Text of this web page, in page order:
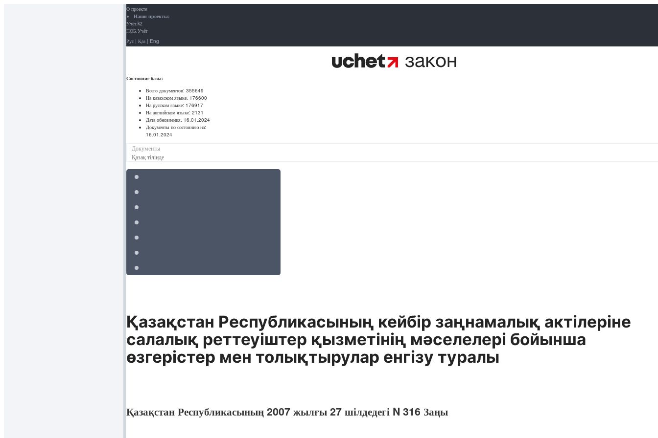
О проекте
Наши проекты:
Учёт.kz
ПОБ.Учёт
Рус | Қаз | Eng
Состояние базы:
Всего документов: 355649
На казахском языке: 176600
На русском языке: 176917
На английском языке: 2131
Дата обновления: 16.01.2024
Документы по состоянию на:
16.01.2024
Документы
Қазақ тілінде
Қазақстан Республикасының кейбір заңнамалық актілеріне
салалық реттеуіштер қызметінің мәселелері бойынша
өзгерістер мен толықтырулар енгізу туралы
Қазақстан Республикасының 2007 жылғы 27 шілдедегі N 316 Заңы